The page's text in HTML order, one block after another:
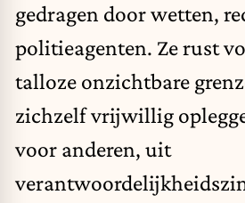
gedragen door wetten,
politieagenten. Ze rust
talloze onzichtbare
zichzelf vrijwillig
voor anderen, uit